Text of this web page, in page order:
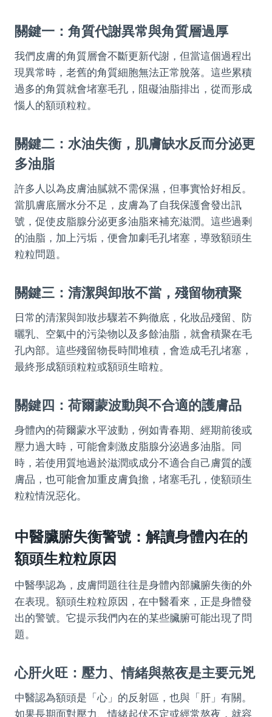
關鍵一：角質代謝異常與角質層過厚
我們皮膚的角質層會不斷更新代謝，但當這個過程出
現異常時，老舊的角質細胞無法正常脫落。這些累積
過多的角質就會堵塞毛孔，阻礙油脂排出，從而形成
惱人的額頭粒粒。
關鍵二：水油失衡，肌膚缺水反而分泌更
多油脂
許多人以為皮膚油膩就不需保濕，但事實恰好相反。
當肌膚底層水分不足，皮膚為了自我保護會發出訊
號，促使皮脂腺分泌更多油脂來補充滋潤。這些過剩
的油脂，加上污垢，便會加劇毛孔堵塞，導致額頭生
粒粒問題。
關鍵三：清潔與卸妝不當，殘留物積聚
日常的清潔與卸妝步驟若不夠徹底，化妝品殘留、防
曬乳、空氣中的污染物以及多餘油脂，就會積聚在毛
孔內部。這些殘留物長時間堆積，會造成毛孔堵塞，
最終形成額頭粒粒或額頭生暗粒。
關鍵四：荷爾蒙波動與不合適的護膚品
身體內的荷爾蒙水平波動，例如青春期、經期前後或
壓力過大時，可能會刺激皮脂腺分泌過多油脂。同
時，若使用質地過於滋潤或成分不適合自己膚質的護
膚品，也可能會加重皮膚負擔，堵塞毛孔，使額頭生
粒粒情況惡化。
中醫臟腑失衡警號：解讀身體內在的
額頭生粒粒原因
中醫學認為，皮膚問題往往是身體內部臟腑失衡的外
在表現。額頭生粒粒原因，在中醫看來，正是身體發
出的警號。它提示我們內在的某些臟腑可能出現了問
題。
心肝火旺：壓力、情緒與熬夜是主要元兇
中醫認為額頭是「心」的反射區，也與「肝」有關。
如果長期面對壓力、情緒起伏不定或經常熬夜，就容